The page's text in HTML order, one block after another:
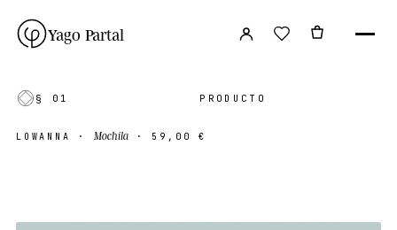
Yago Partal
§ 01 PRODUCTO
LOWANNA ·Mochila · 59,00 €